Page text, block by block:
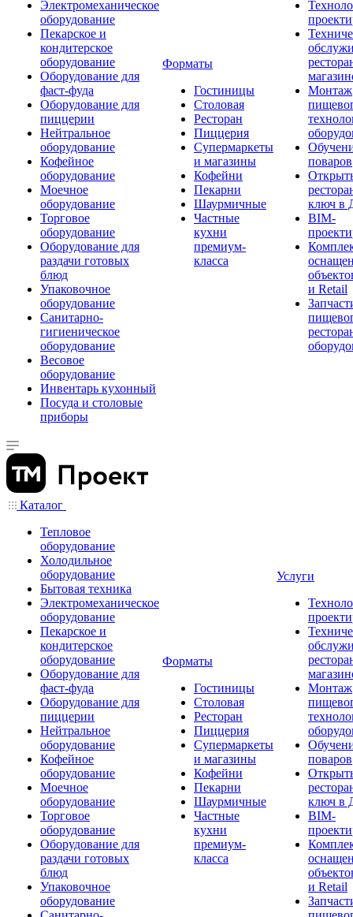
Электромеханическое
оборудование
Пекарское и
кондитерское
оборудование
Оборудование для
фаст-фуда
Оборудование для
пиццерии
Нейтральное
оборудование
Кофейное
оборудование
Моечное
оборудование
Торговое
оборудование
Оборудование для
раздачи готовых
блюд
Упаковочное
оборудование
Санитарно-
гигиеническое
оборудование
Весовое
оборудование
Инвентарь кухонный
Посуда и столовые
приборы
Форматы
Гостиницы
Столовая
Ресторан
Пиццерия
Супермаркеты
и магазины
Кофейни
Пекарни
Шаурмичные
Частные
кухни
премиум-
класса
Монтаж
поваров
ключ в
BIM-
и Retail
Каталог
Тепловое
оборудование
Холодильное
оборудование
Бытовая техника
Электромеханическое
оборудование
Пекарское и
кондитерское
оборудование
Оборудование для
фаст-фуда
Оборудование для
пиццерии
Нейтральное
оборудование
Кофейное
оборудование
Моечное
оборудование
Торговое
оборудование
Оборудование для
раздачи готовых
блюд
Упаковочное
оборудование
Форматы
Гостиницы
Столовая
Ресторан
Пиццерия
Супермаркеты
и магазины
Кофейни
Пекарни
Шаурмичные
Частные
кухни
премиум-
класса
Услуги
Монтаж
поваров
ключ в
BIM-
и Retail